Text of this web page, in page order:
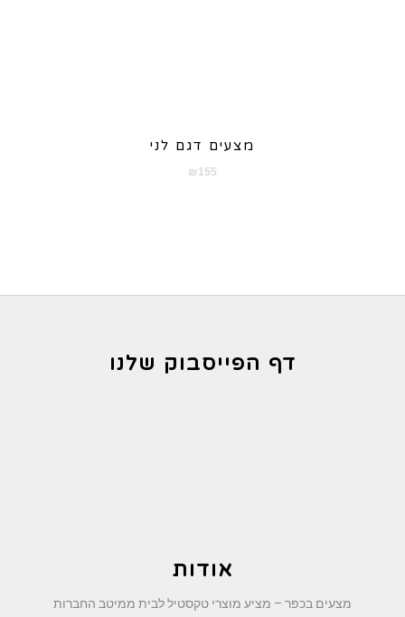
מצעים דגם לני
₪ 155
דף הפייסבוק שלנו
אודות
מצעים בכפר – מציע מוצרי טקסטיל לבית ממיטב החברות